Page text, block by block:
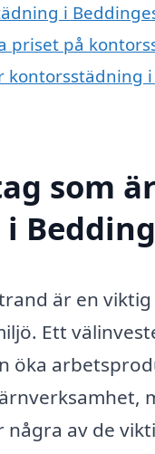
i
priset på
som
är en
Ett
öka
några av de